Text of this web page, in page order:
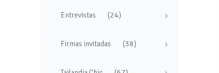
Entrevistas (24)
Firmas invitadas (38)